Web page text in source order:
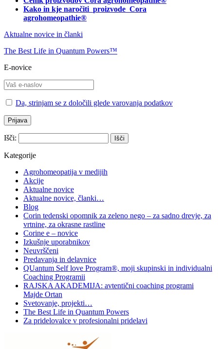
Kako in kje naročiti proizvode Cora
agrohomeopathie®
Aktualne novice in članki
The Best Life in Quantum Powers™
E-novice
Da, strinjam se z določili glede varovanja podatkov
Išči:
Kategorije
Agrohomeopatija v medijih
Akcije
Aktualne novice
Aktualne novice, članki…
Blog
Corin tedenski opomnik za zeleno nego – za sadno drevje, za
vrtnine, za okrasne rastline
Corine e – novice
Izkušnje uporabnikov
Neuvrščeni
Predavanja in delavnice
QUantum Self love Program®, moji skupinski in individualni
Coaching Programii
RAJSKA AKADEMIJA: avtentični coaching programi
Majde Ortan
Svetovanje, projekti…
The Best Life in Quantum Powers
Za pridelovalce v profesionalni pridelavi